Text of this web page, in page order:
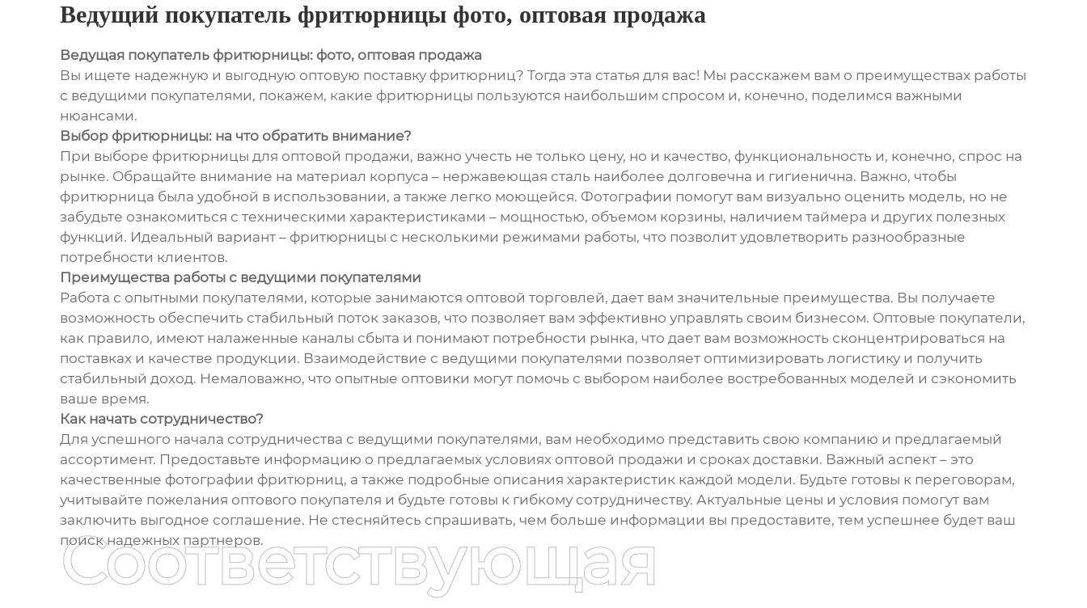
Ведущий покупатель фритюрницы фото, оптовая продажа
Ведущая покупатель фритюрницы: фото, оптовая продажа
Вы ищете надежную и выгодную оптовую поставку фритюрниц? Тогда эта статья для вас! Мы расскажем вам о преимуществах работы
с ведущими покупателями, покажем, какие фритюрницы пользуются наибольшим спросом и, конечно, поделимся важными
нюансами.
Выбор фритюрницы: на что обратить внимание?
При выборе фритюрницы для оптовой продажи, важно учесть не только цену, но и качество, функциональность и, конечно, спрос на
рынке. Обращайте внимание на материал корпуса – нержавеющая сталь наиболее долговечна и гигиенична. Важно, чтобы
фритюрница была удобной в использовании, а также легко моющейся. Фотографии помогут вам визуально оценить модель, но не
забудьте ознакомиться с техническими характеристиками – мощностью, объемом корзины, наличием таймера и других полезных
функций. Идеальный вариант – фритюрницы с несколькими режимами работы, что позволит удовлетворить разнообразные
потребности клиентов.
Преимущества работы с ведущими покупателями
Работа с опытными покупателями, которые занимаются оптовой торговлей, дает вам значительные преимущества. Вы получаете
возможность обеспечить стабильный поток заказов, что позволяет вам эффективно управлять своим бизнесом. Оптовые покупатели,
как правило, имеют налаженные каналы сбыта и понимают потребности рынка, что дает вам возможность сконцентрироваться на
поставках и качестве продукции. Взаимодействие с ведущими покупателями позволяет оптимизировать логистику и получить
стабильный доход. Немаловажно, что опытные оптовики могут помочь с выбором наиболее востребованных моделей и сэкономить
ваше время.
Как начать сотрудничество?
Для успешного начала сотрудничества с ведущими покупателями, вам необходимо представить свою компанию и предлагаемый
ассортимент. Предоставьте информацию о предлагаемых условиях оптовой продажи и сроках доставки. Важный аспект – это
качественные фотографии фритюрниц, а также подробные описания характеристик каждой модели. Будьте готовы к переговорам,
учитывайте пожелания оптового покупателя и будьте готовы к гибкому сотрудничеству. Актуальные цены и условия помогут вам
заключить выгодное соглашение. Не стесняйтесь спрашивать, чем больше информации вы предоставите, тем успешнее будет ваш
поиск надежных партнеров.
Соответствующая